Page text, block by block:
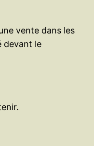
vente dans les
devant le